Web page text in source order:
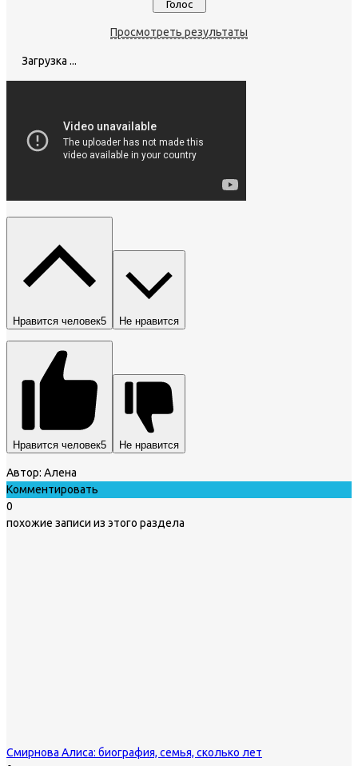
Просмотреть результаты
Загрузка ...
Нравится человек5 Не нравится
Нравится человек5 Не нравится
Автор: Алена
Комментировать
0
похожие записи из этого раздела
Смирнова Алиса: биография, семья, сколько лет